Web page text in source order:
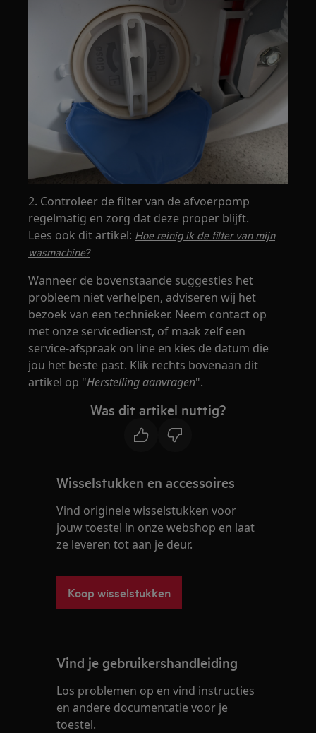
2. Controleer de filter van de afvoerpomp
regelmatig en zorg dat deze proper blijft.
Lees ook dit artikel: Hoe reinig ik de filter van mijn
wasmachine?
Wanneer de bovenstaande suggesties het
probleem niet verhelpen, adviseren wij het
bezoek van een technieker. Neem contact op
met onze servicedienst, of maak zelf een
service-afspraak on line en kies de datum die
jou het beste past. Klik rechts bovenaan dit
artikel op "Herstelling aanvragen".
Was dit artikel nuttig?
Wisselstukken en accessoires
Vind originele wisselstukken voor
jouw toestel in onze webshop en laat
ze leveren tot aan je deur.
Koop wisselstukken
Vind je gebruikershandleiding
Los problemen op en vind instructies
en andere documentatie voor je
toestel.